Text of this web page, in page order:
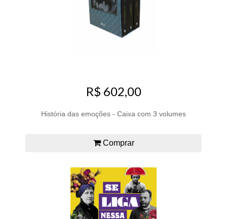
R$ 602,00
História das emoções - Caixa com 3 volumes
Comprar